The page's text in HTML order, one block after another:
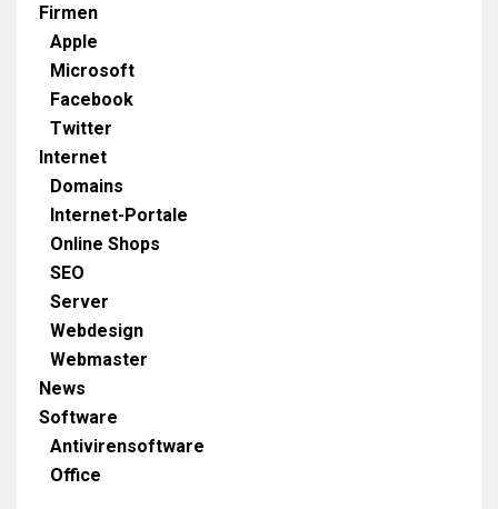
Firmen
Apple
Microsoft
Facebook
Twitter
Internet
Domains
Internet-Portale
Online Shops
SEO
Server
Webdesign
Webmaster
News
Software
Antivirensoftware
Office